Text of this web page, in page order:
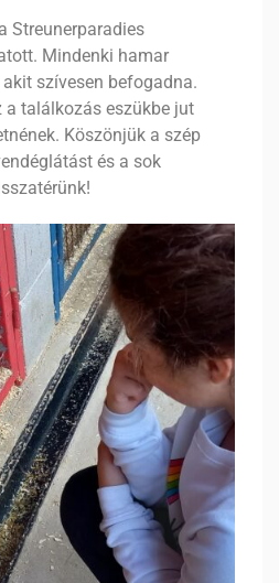
Streunerparadies
Mindenki hamar
szívesen befogadna.
a találkozás eszükbe jut
Köszönjük a szép
és a sok